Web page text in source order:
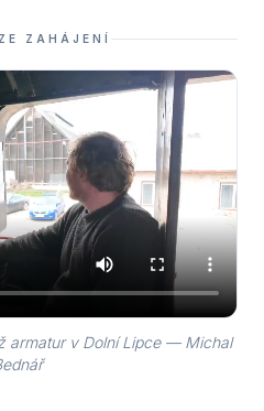
ZAHÁJENÍ
armatur v Dolní Lipce — Michal